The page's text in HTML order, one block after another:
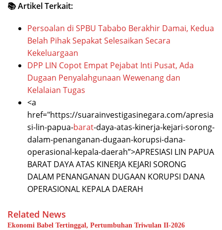
📚 Artikel Terkait:
Persoalan di SPBU Tababo Berakhir Damai, Kedua
Belah Pihak Sepakat Selesaikan Secara
Kekeluargaan
DPP LIN Copot Empat Pejabat Inti Pusat, Ada
Dugaan Penyalahgunaan Wewenang dan
Kelalaian Tugas
<a
href="https://suarainvestigasinegara.com/apresia
si-lin-papua-barat-daya-atas-kinerja-kejari-sorong-
dalam-penanganan-dugaan-korupsi-dana-
operasional-kepala-daerah”>APRESIASI LIN PAPUA
BARAT DAYA ATAS KINERJA KEJARI SORONG
DALAM PENANGANAN DUGAAN KORUPSI DANA
OPERASIONAL KEPALA DAERAH
Related News
Ekonomi Babel Tertinggal, Pertumbuhan Triwulan II-2026